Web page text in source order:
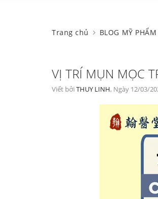
Trang chủ BLOG MỸ PHẨM
VỊ TRÍ MỤN MỌC
Viết bởi THUY LINH, Ngày 12/03/